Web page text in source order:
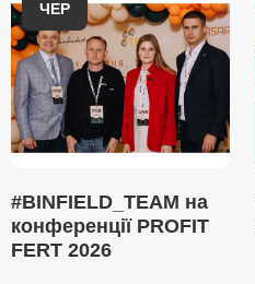
ЧЕР
#BINFIELD_TEAM на
конференції PROFIT
FERT 2026